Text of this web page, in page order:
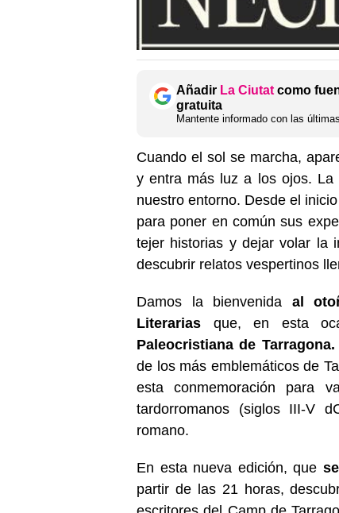
Añadir La Ciutat como
gratuita
Mantente informado con las
Cuando el sol se marcha,
y entra más luz a los ojos. La
nuestro entorno. Desde el
para poner en común sus
tejer historias y dejar volar la
descubrir relatos vespertinos
Damos la bienvenida al
Literarias que, en esta
Paleocristiana de Tarragona.
de los más emblemáticos de
esta conmemoración para
tardorromanos (siglos III-V
romano.
En esta nueva edición, que
partir de las 21 horas,